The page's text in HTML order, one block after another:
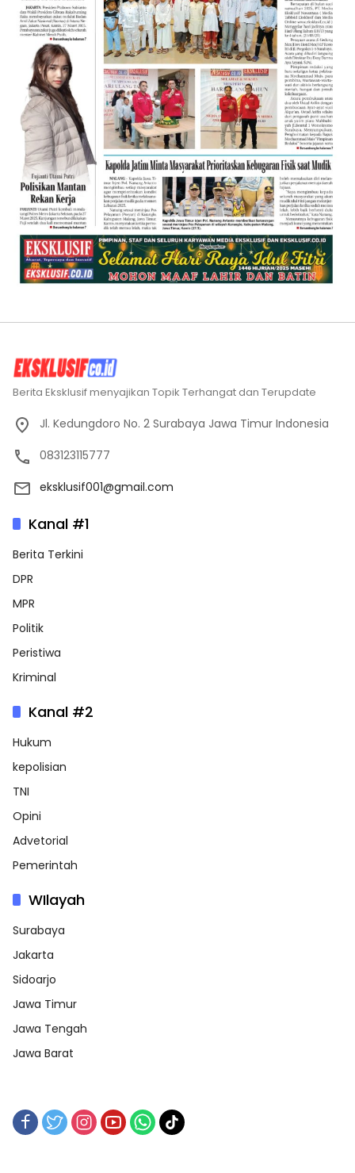
Berita Eksklusif menyajikan Topik Terhangat dan Terupdate
Jl. Kedungdoro No. 2 Surabaya Jawa Timur Indonesia
083123115777
eksklusif001@gmail.com
Kanal #1
Berita Terkini
DPR
MPR
Politik
Peristiwa
Kriminal
Kanal #2
Hukum
kepolisian
TNI
Opini
Advetorial
Pemerintah
WIlayah
Surabaya
Jakarta
Sidoarjo
Jawa Timur
Jawa Tengah
Jawa Barat